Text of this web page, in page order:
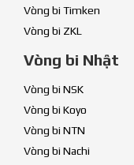
Vòng bi Timken
Vòng bi ZKL
Vòng bi Nhật
Vòng bi NSK
Vòng bi Koyo
Vòng bi NTN
Vòng bi Nachi